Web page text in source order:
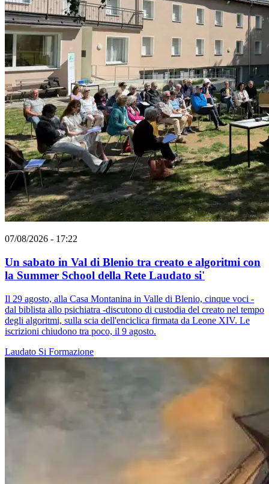
07/08/2026 - 17:22
Un sabato in Val di Blenio tra creato e algoritmi con
la Summer School della Rete Laudato si'
Il 29 agosto, alla Casa Montanina in Valle di Blenio, cinque voci -
dal biblista allo psichiatra -discutono di custodia del creato nel tempo
degli algoritmi, sulla scia dell'enciclica firmata da Leone XIV. Le
iscrizioni chiudono tra poco, il 9 agosto.
Laudato Si Formazione